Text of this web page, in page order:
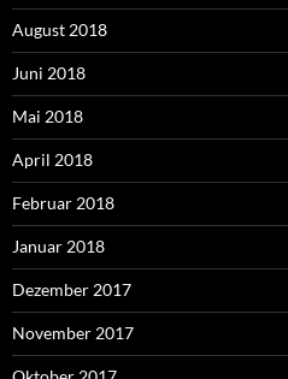
August 2018
Juni 2018
Mai 2018
April 2018
Februar 2018
Januar 2018
Dezember 2017
November 2017